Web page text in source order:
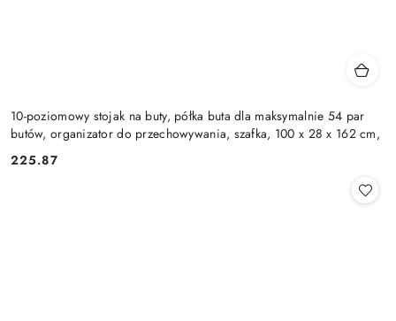
10-poziomowy stojak na buty, półka buta dla maksymalnie 54 par
butów, organizator do przechowywania, szafka, 100 x 28 x 162 cm,
Cena:
225.87